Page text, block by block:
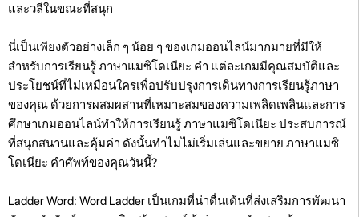
และวลีในขณะที่สนุก
นี่เป็นเพียงตัวอย่างเล็ก ๆ น้อย ๆ ของเกมออนไลน์มากมายที่มีให้
สำหรับการเรียนรู้ ภาษาแมซิโดเนียะ คำ แต่ละเกมมีคุณสมบัติและ
ประโยชน์ที่ไม่เหมือนใครเพื่อปรับปรุงการเดินทางการเรียนรู้ภาษา
ของคุณ ด้วยการผสมผสานที่เหมาะสมของความเพลิดเพลินและการ
ศึกษาเกมออนไลน์ทำให้การเรียนรู้ ภาษาแมซิโดเนียะ ประสบการณ์
ที่สนุกสนานและคุ้มค่า ดังนั้นทำไมไม่เริ่มเล่นและขยาย ภาษาแมซิ
โดเนียะ คำศัพท์ของคุณวันนี้?
Ladder Word: Word Ladder เป็นเกมที่น่าตื่นเต้นที่ส่งเสริมการพัฒนา